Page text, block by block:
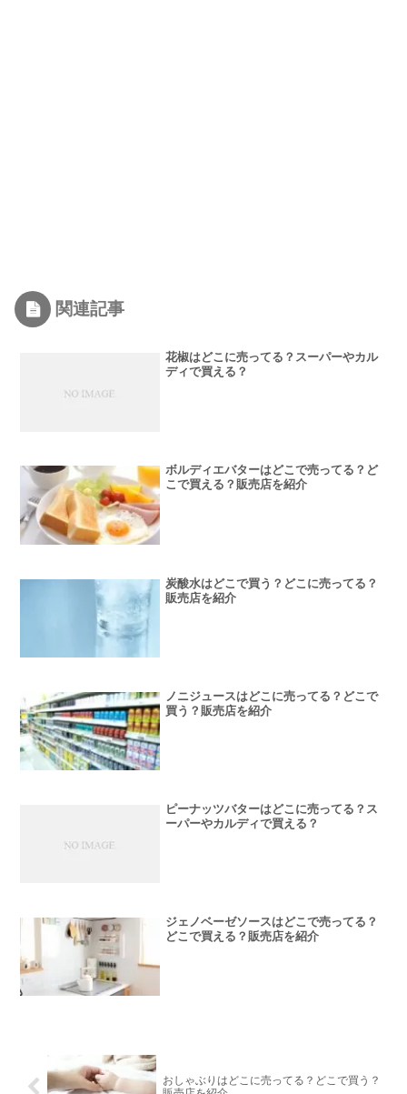
関連記事
花椒はどこに売ってる？スーパーやカル
ディで買える？
ボルディエバターはどこで売ってる？ど
こで買える？販売店を紹介
炭酸水はどこで買う？どこに売ってる？
販売店を紹介
ノニジュースはどこに売ってる？どこで
買う？販売店を紹介
ピーナッツバターはどこに売ってる？ス
ーパーやカルディで買える？
ジェノベーゼソースはどこで売ってる？
どこで買える？販売店を紹介
おしゃぶりはどこに売ってる？どこで買う？